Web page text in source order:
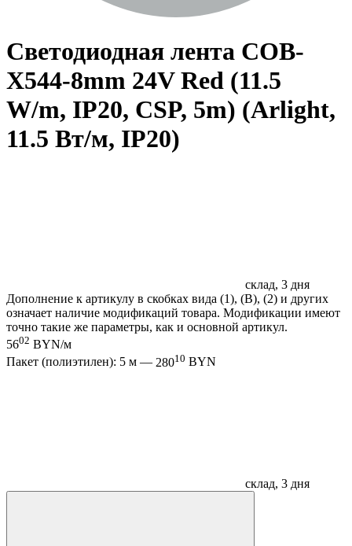
Светодиодная лента COB-
X544-8mm 24V Red (11.5
W/m, IP20, CSP, 5m) (Arlight,
11.5 Вт/м, IP20)
склад, 3 дня
Дополнение к артикулу в скобках вида (1), (B), (2) и других
означает наличие модификаций товара. Модификации имеют
точно такие же параметры, как и основной артикул.
5602 BYN/м
Пакет (полиэтилен): 5 м — 28010 BYN
склад, 3 дня